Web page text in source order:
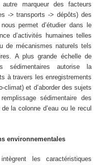
marqueur des facteurs
-> transports -> dépôts) des
permet d’étudier dans le
d’activités humaines telles
de mécanismes naturels tels
A plus grande échelle de
sédimentaires autorise la
à travers les enregistrements
climat) et d’aborder des sujets
sédimentaire des
la colonne d’eau ou le recul
environnementales
les caractéristiques